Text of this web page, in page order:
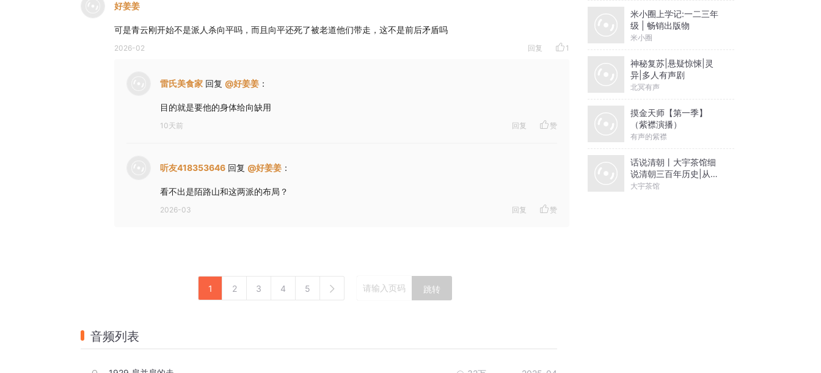
好姜姜
可是青云刚开始不是派人杀向平吗，而且向平还死了被老道他们带走，这不是前后矛盾吗
2026-02 回复 1
雷氏美食家 回复 @好姜姜 ：
目的就是要他的身体给向缺用
10天前 回复 赞
听友418353646 回复 @好姜姜 ：
看不出是陌路山和这两派的布局？
2026-03 回复 赞
1 2 3 4 5 跳转
音频列表
米小圈上学记:一二三年
级 | 畅销出版物
米小圈
神秘复苏|悬疑惊悚|灵
异|多人有声剧
北冥有声
摸金天师【第一季】
（紫襟演播）
有声的紫襟
话说清朝丨大宇茶馆细
说清朝三百年历史|从努
尔哈赤到末代皇帝溥仪|
大宇茶馆